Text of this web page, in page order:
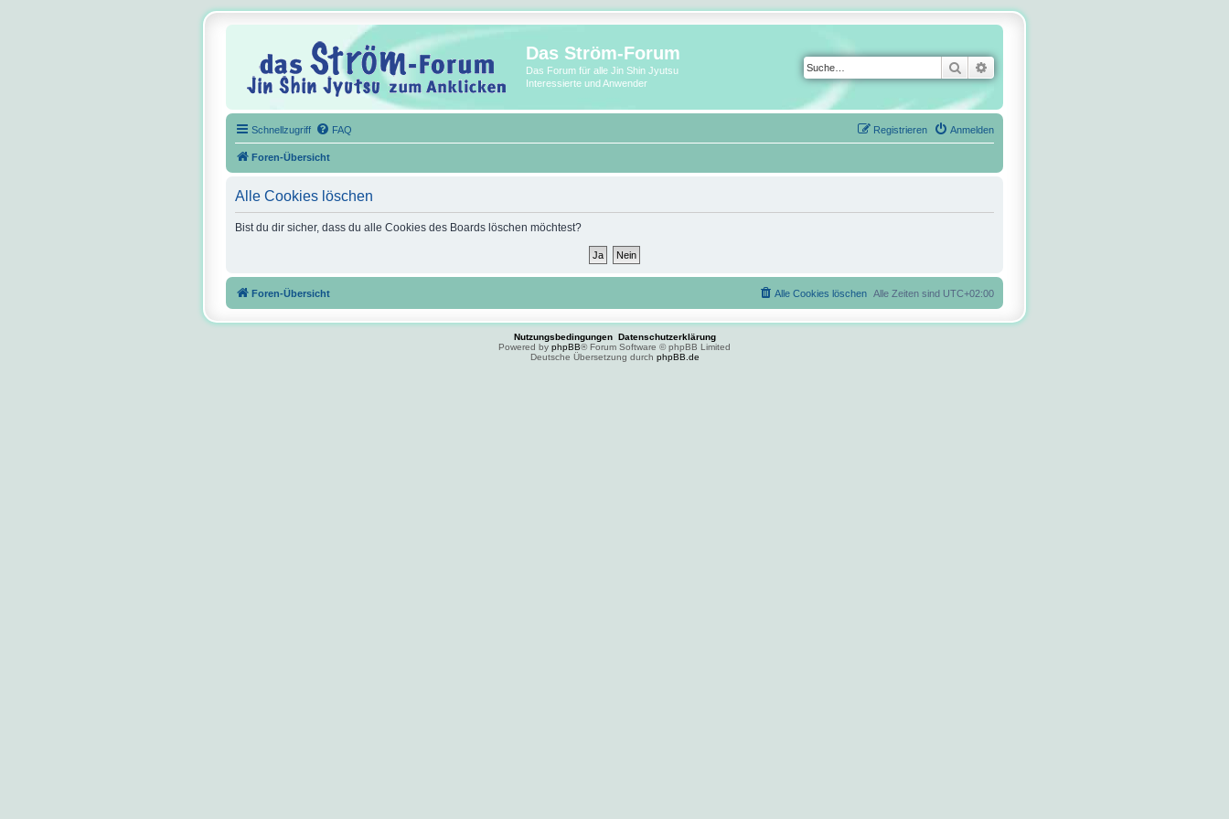
Das Ström-Forum
Das Forum für alle Jin Shin Jyutsu
Interessierte und Anwender
Suche
Schnellzugriff FAQ Anmelden
Registrieren
Foren-Übersicht
Alle Cookies löschen
Bist du dir sicher, dass du alle Cookies des Boards löschen möchtest?
Foren-Übersicht Alle Zeiten sind UTC+02:00
Alle Cookies löschen
Nutzungsbedingungen Datenschutzerklärung
Powered by phpBB® Forum Software © phpBB Limited
Deutsche Übersetzung durch phpBB.de